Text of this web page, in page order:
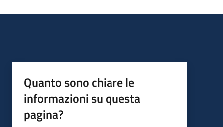
Quanto sono chiare le
informazioni su questa
pagina?